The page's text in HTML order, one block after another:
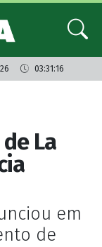
03:31:16
La
em
de